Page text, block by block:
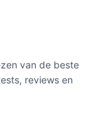
van de beste
reviews en